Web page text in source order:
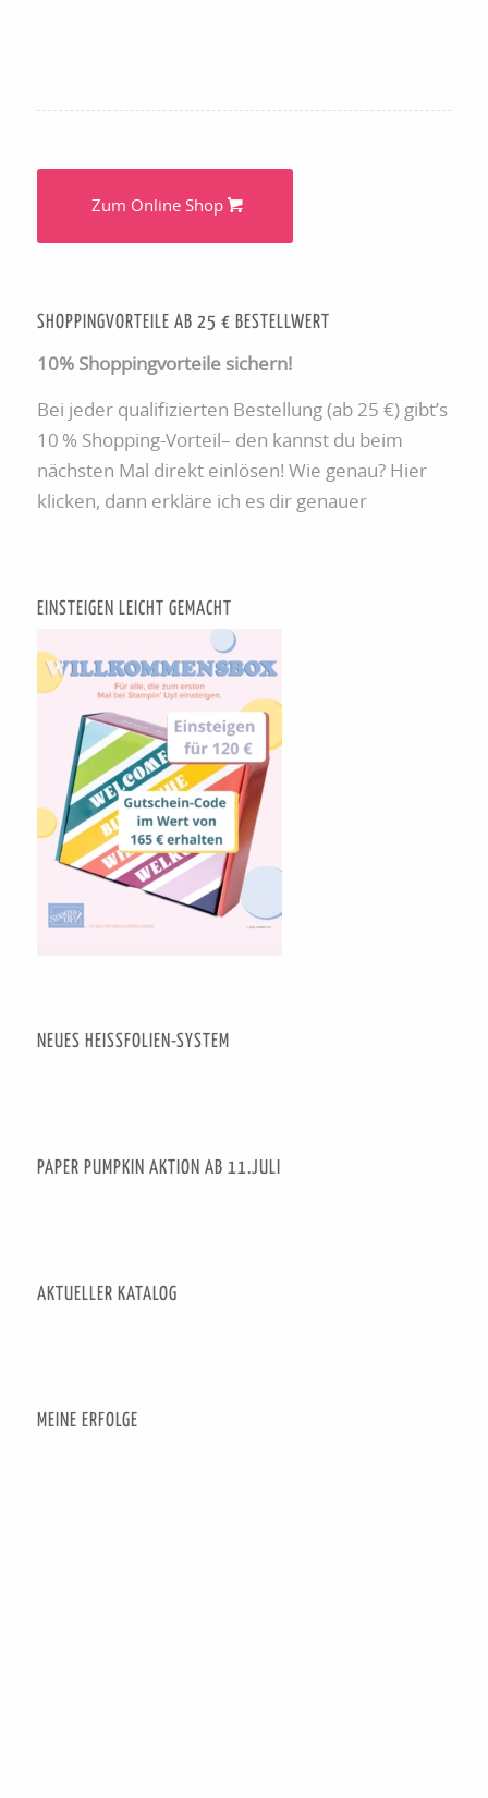
Zum Online Shop
SHOPPINGVORTEILE AB 25 € BESTELLWERT
10% Shoppingvorteile sichern!
Bei jeder qualifizierten Bestellung (ab 25 €) gibt’s
10 % Shopping-Vorteil– den kannst du beim
nächsten Mal direkt einlösen! Wie genau? Hier
klicken, dann erkläre ich es dir genauer
EINSTEIGEN LEICHT GEMACHT
NEUES HEISSFOLIEN-SYSTEM
PAPER PUMPKIN AKTION AB 11.JULI
AKTUELLER KATALOG
MEINE ERFOLGE